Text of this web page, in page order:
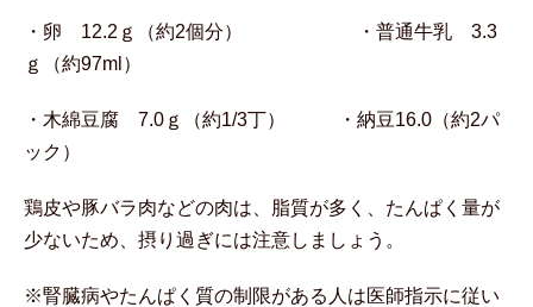
・卵 12.2ｇ（約2個分） ・普通牛乳 3.3
ｇ（約97ml）
・木綿豆腐 7.0ｇ（約1/3丁） ・納豆16.0（約2パ
ック）
鶏皮や豚バラ肉などの肉は、脂質が多く、たんぱく量が
少ないため、摂り過ぎには注意しましょう。
※腎臓病やたんぱく質の制限がある人は医師指示に従い